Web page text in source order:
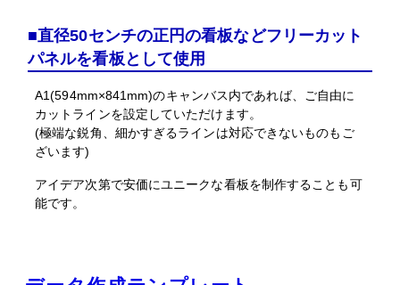
■直径50センチの正円の看板などフリーカット
パネルを看板として使用
A1(594mm×841mm)のキャンバス内であれば、ご自由に
カットラインを設定していただけます。
(極端な鋭角、細かすぎるラインは対応できないものもご
ざいます)
アイデア次第で安価にユニークな看板を制作することも可
能です。